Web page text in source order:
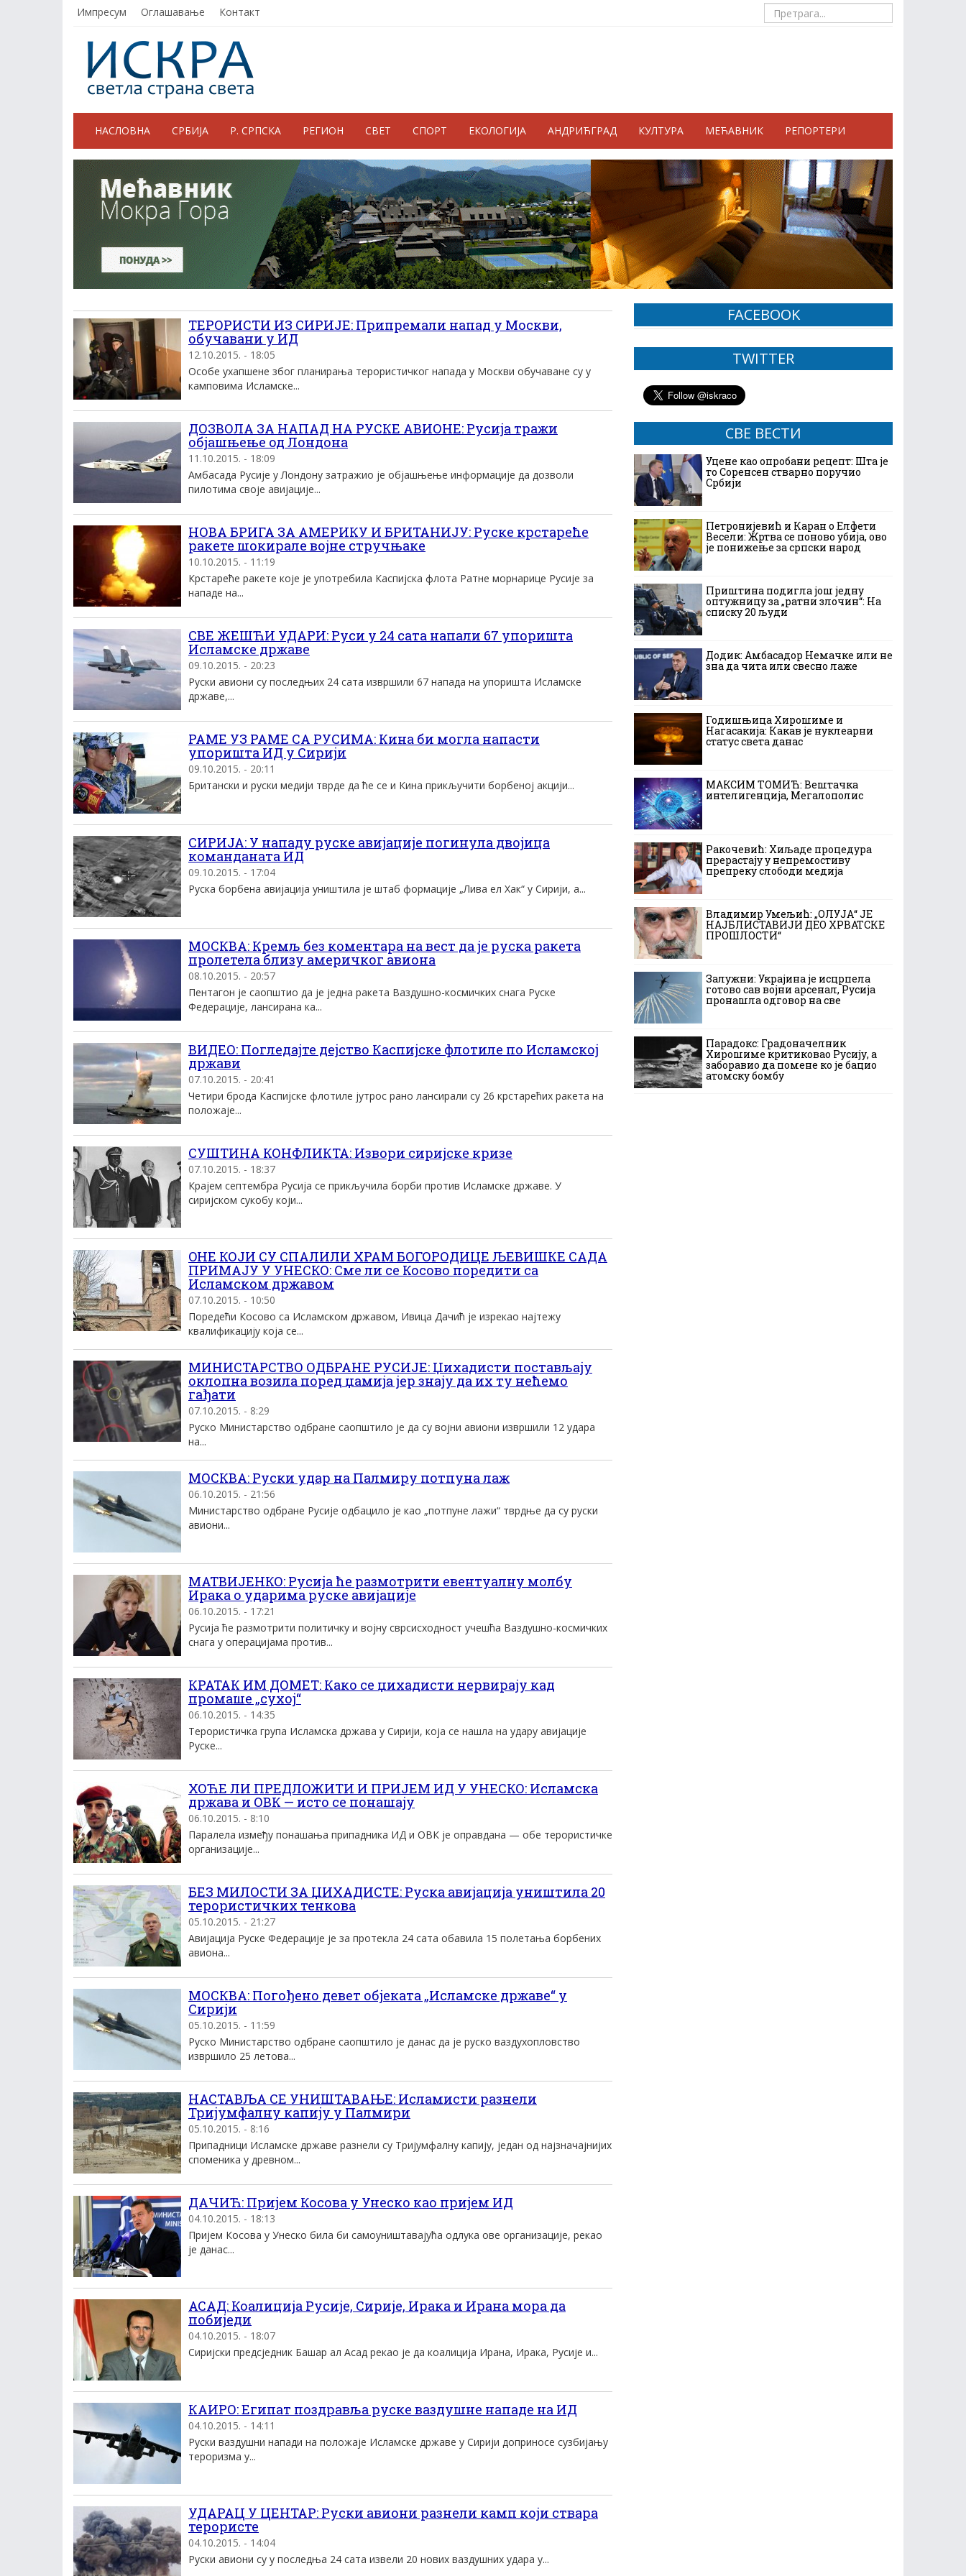
Импресум Оглашавање Контакт
НАСЛОВНА СРБИЈА Р. СРПСКА РЕГИОН СВЕТ СПОРТ ЕКОЛОГИЈА АНДРИЋГРАД КУЛТУРА МЕЋАВНИК РЕПОРТЕРИ
ТЕРОРИСТИ ИЗ СИРИЈЕ: Припремали напад у Москви,
обучавани у ИД
12.10.2015. - 18:05
Особе ухапшене због планирања терористичког напада у Москви обучаване су у
камповима Исламске...
ДОЗВОЛА ЗА НАПАД НА РУСКЕ АВИОНЕ: Русија тражи
објашњење од Лондона
11.10.2015. - 18:09
Амбасада Русије у Лондону затражио је објашњење информације да дозволи
пилотима своје авијације...
НОВА БРИГА ЗА АМЕРИКУ И БРИТАНИЈУ: Руске крстареће
ракете шокирале војне стручњаке
10.10.2015. - 11:19
Крстареће ракете које је употребила Каспијска флота Ратне морнарице Русије за
нападе на...
СВЕ ЖЕШЋИ УДАРИ: Руси у 24 сата напали 67 упоришта
Исламске државе
09.10.2015. - 20:23
Руски авиони су последњих 24 сата извршили 67 напада на упоришта Исламске
државе,...
РАМЕ УЗ РАМЕ СА РУСИМА: Кина би могла напасти
упоришта ИД у Сирији
09.10.2015. - 20:11
Британски и руски медији тврде да ће се и Кина прикључити борбеној акцији...
СИРИЈА: У нападу руске авијације погинула двојица
команданата ИД
09.10.2015. - 17:04
Руска борбена авијација уништила је штаб формације „Лива ел Хак“ у Сирији, а...
МОСКВА: Кремљ без коментара на вест да је руска ракета
пролетела близу америчког авиона
08.10.2015. - 20:57
Пентагон је саопштио да је једна ракета Ваздушно-космичких снага Руске
Федерације, лансирана ка...
ВИДЕО: Погледајте дејство Каспијске флотиле по Исламској
држави
07.10.2015. - 20:41
Четири брода Каспијске флотиле јутрос рано лансирали су 26 крстарећих ракета на
положаје...
СУШТИНА КОНФЛИКТА: Извори сиријске кризе
07.10.2015. - 18:37
Крајем септембра Русија се прикључила борби против Исламске државе. У
сиријском сукобу који...
OНЕ КОЈИ СУ СПАЛИЛИ ХРАМ БОГОРОДИЦЕ ЉЕВИШКЕ САДА
ПРИМАЈУ У УНЕСКО: Сме ли се Косово поредити са
Исламском државом
07.10.2015. - 10:50
Поредећи Косово са Исламском државом, Ивица Дачић је изрекао најтежу
квалификацију која се...
МИНИСТАРСТВО ОДБРАНЕ РУСИЈЕ: Џихадисти постављају
оклопна возила поред џамија јер знају да их ту нећемо
гађати
07.10.2015. - 8:29
Руско Министарство одбране саопштило је да су војни авиони извршили 12 удара
на...
МОСКВА: Руски удар на Палмиру потпуна лаж
06.10.2015. - 21:56
Министарство одбране Русије одбацило је као „потпуне лажи“ тврдње да су руски
авиони...
МАТВИЈЕНКО: Русија ће размотрити евентуалну молбу
Ирака о ударима руске авијације
06.10.2015. - 17:21
Русија ће размотрити политичку и војну сврсисходност учешћа Ваздушно-космичких
снага у операцијама против...
КРАТАК ИМ ДОМЕТ: Како се џихадисти нервирају кад
промаше „сухој“
06.10.2015. - 14:35
Терористичка група Исламска држава у Сирији, која се нашла на удару авијације
Руске...
ХОЋЕ ЛИ ПРЕДЛОЖИТИ И ПРИЈЕМ ИД У УНЕСКО: Исламска
држава и ОВК — исто се понашају
06.10.2015. - 8:10
Паралела између понашања припадника ИД и ОВК је оправдана — обе терористичке
организације...
БЕЗ МИЛОСТИ ЗА ЏИХАДИСТЕ: Руска авијација уништила 20
терористичких тенкова
05.10.2015. - 21:27
Авијација Руске Федерације је за протекла 24 сата обавила 15 полетања борбених
авиона...
МОСКВА: Погођено девет објеката „Исламске државе“ у
Сирији
05.10.2015. - 11:59
Руско Министарство одбране саопштило је данас да је руско ваздухопловство
извршило 25 летова...
НАСТАВЉА СЕ УНИШТАВАЊЕ: Исламисти разнели
Тријумфалну капију у Палмири
05.10.2015. - 8:16
Припадници Исламске државе разнели су Тријумфалну капију, један од најзначајнијих
споменика у древном...
ДАЧИЋ: Пријем Косова у Унеско као пријем ИД
04.10.2015. - 18:13
Пријем Косова у Унеско била би самоуништавајућа одлука ове организације, рекао
је данас...
АСАД: Коалиција Русије, Сирије, Ирака и Ирана мора да
побиједи
04.10.2015. - 18:07
Сиријски предсједник Башар ал Асад рекао је да коалиција Ирана, Ирака, Русије и...
КАИРО: Египат поздравља руске ваздушне нападе на ИД
04.10.2015. - 14:11
Руски ваздушни напади на положаје Исламске државе у Сирији доприносе сузбијању
тероризма у...
УДАРАЦ У ЦЕНТАР: Руски авиони разнели камп који ствара
терористе
04.10.2015. - 14:04
Руски авиони су у последња 24 сата извели 20 нових ваздушних удара у...
FACEBOOK
TWITTER
СВЕ ВЕСТИ
Уцене као опробани рецепт: Шта је
то Соренсен стварно поручио
Србији
Петронијевић и Каран о Елфети
Весели: Жртва се поново убија, ово
је понижење за српски народ
Приштина подигла још једну
оптужницу за „ратни злочин“: На
списку 20 људи
Додик: Амбасадор Немачке или не
зна да чита или свесно лаже
Годишњица Хирошиме и
Нагасакија: Какав је нуклеарни
статус света данас
МАКСИМ ТОМИЋ: Вештачка
интелигенција, Мегалополис
Ракочевић: Хиљаде процедура
прерастају у непремостиву
препреку слободи медија
Владимир Умељић: „ОЛУЈА“ ЈЕ
НАЈБЛИСТАВИЈИ ДЕО ХРВАТСКЕ
ПРОШЛОСТИ“
Залужни: Украјина је исцрпела
готово сав војни арсенал, Русија
пронашла одговор на све
Парадокс: Градоначелник
Хирошиме критиковао Русију, а
заборавио да помене ко је бацио
атомску бомбу